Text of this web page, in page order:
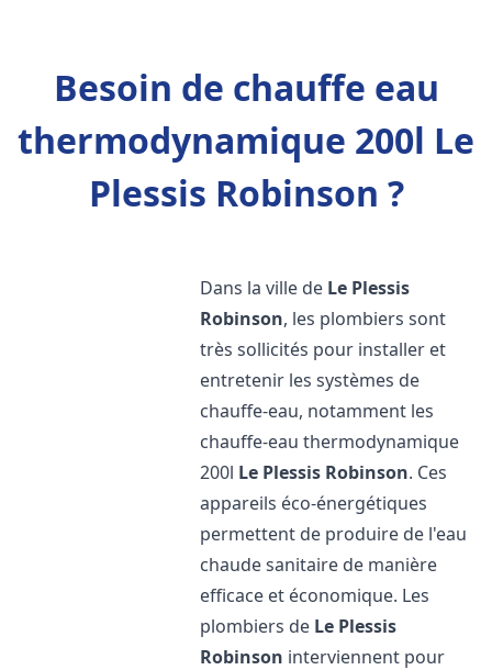
Besoin de chauffe eau
thermodynamique 200l Le
Plessis Robinson ?
Dans la ville de Le Plessis
Robinson, les plombiers sont
très sollicités pour installer et
entretenir les systèmes de
chauffe-eau, notamment les
chauffe-eau thermodynamique
200l Le Plessis Robinson. Ces
appareils éco-énergétiques
permettent de produire de l'eau
chaude sanitaire de manière
efficace et économique. Les
plombiers de Le Plessis
Robinson interviennent pour